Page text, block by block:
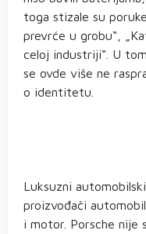
toga stizale su
prevrće u grobu“,
celoj industriji“. U
se ovde više ne
o identitetu.
Luksuzni
proizvođači
i motor. Porsche nije